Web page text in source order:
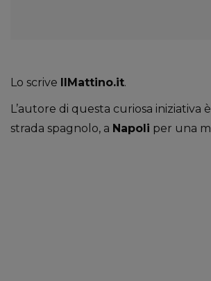
Lo scrive IlMattino.it.
L’autore di questa curiosa iniziativa
strada spagnolo, a Napoli per una